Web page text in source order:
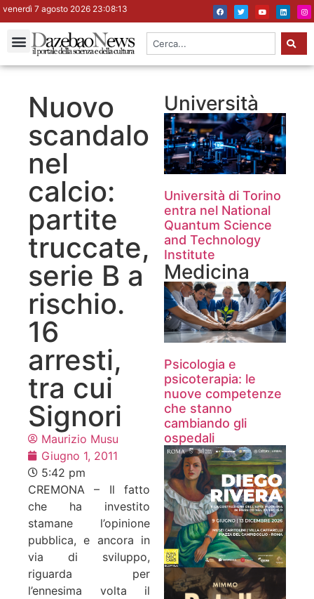
venerdì 7 agosto 2026 23:08:14
Nuovo
scandalo
nel
calcio:
partite
truccate,
serie B a
rischio.
16
arresti,
tra cui
Signori
Maurizio Musu
Giugno 1, 2011
5:42 pm
CREMONA – Il fatto
che ha investito
stamane l’opinione
pubblica, e ancora in
via di sviluppo,
riguarda per
l’ennesima volta il
Università
Università di Torino
entra nel National
Quantum Science
and Technology
Institute
Medicina
Psicologia e
psicoterapia: le
nuove competenze
che stanno
cambiando gli
ospedali